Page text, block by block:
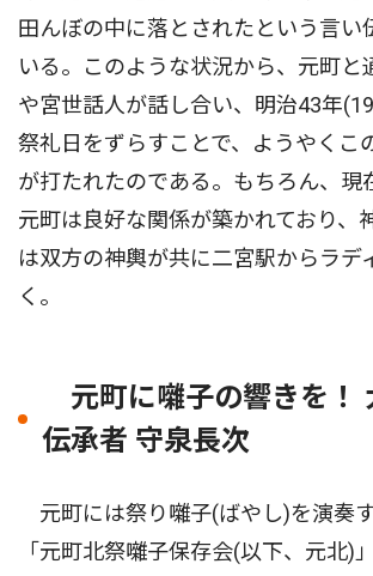
田んぼの中に落とされたという言い
いる。このような状況から、元町と
や宮世話人が話し合い、明治43年
祭礼日をずらすことで、ようやくこ
が打たれたのである。もちろん、現
元町は良好な関係が築かれており、
は双方の神輿が共に二宮駅からラデ
く。
元町に囃子の響きを！
伝承者 守泉長次
元町には祭り囃子(ばやし)を演奏
「元町北祭囃子保存会(以下、元北)